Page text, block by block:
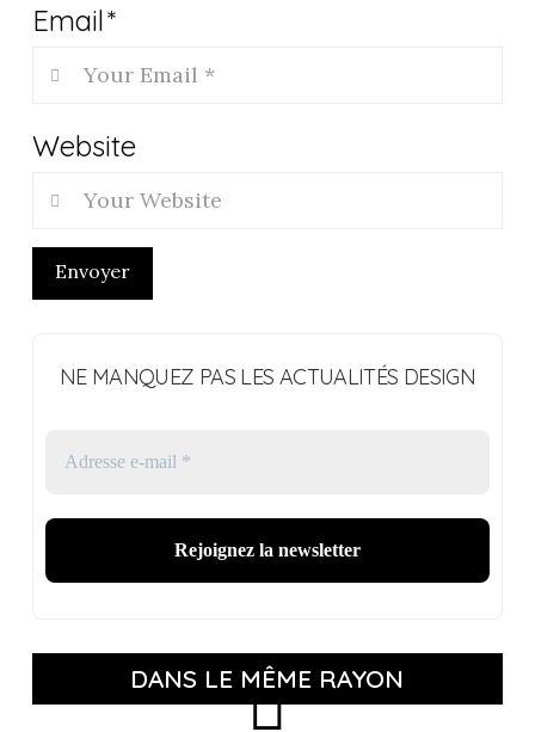
Email*
Website
Envoyer
NE MANQUEZ PAS LES ACTUALITÉS DESIGN
DANS LE MÊME RAYON